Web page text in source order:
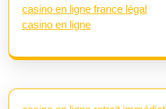
casino en ligne france légal
casino en ligne